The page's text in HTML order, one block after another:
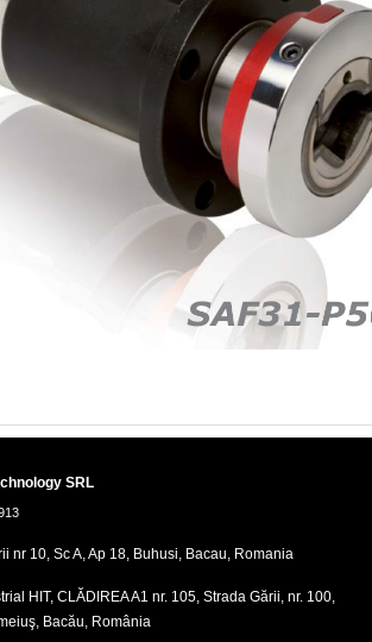
SRL
nr 10, Sc A, Ap 18, Buhusi, Bacau, Romania
HIT, CLĂDIREA A1 nr. 105, Strada Gării, nr. 100,
Bacău, România